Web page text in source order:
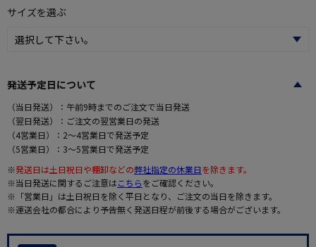
サイズを選ぶ
発送予定日について
（当日発送）：午前9時までのご注文で当日発送
（翌日発送）：ご注文の翌営業日の発送
（4営業日）：2～4営業日で発送予定
（5営業日）：3～5営業日で発送予定
※発送日は土日祝日や棚卸などの弊社指定の休業日を除きます。
※当日発送に関するご注意はこちらをご確認ください。
※「営業日」は土日祝日を除く平日となり、ご注文の当日を除きます。
※運送会社の都合により予告無く発送日程が前後する場合がございます。